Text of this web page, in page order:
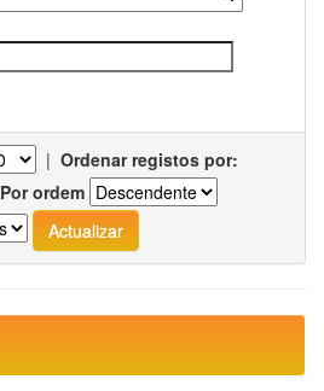
| Ordenar registos por:
Por ordem